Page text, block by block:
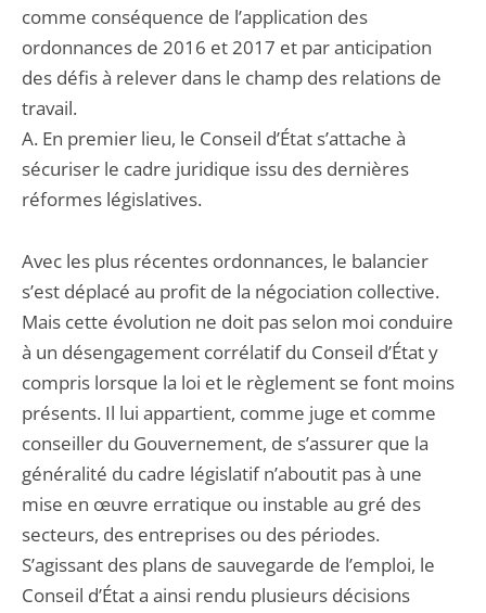
comme conséquence de l’application des
ordonnances de 2016 et 2017 et par anticipation
des défis à relever dans le champ des relations de
travail.
A. En premier lieu, le Conseil d’État s’attache à
sécuriser le cadre juridique issu des dernières
réformes législatives.
Avec les plus récentes ordonnances, le balancier
s’est déplacé au profit de la négociation collective.
Mais cette évolution ne doit pas selon moi conduire
à un désengagement corrélatif du Conseil d’État y
compris lorsque la loi et le règlement se font moins
présents. Il lui appartient, comme juge et comme
conseiller du Gouvernement, de s’assurer que la
généralité du cadre législatif n’aboutit pas à une
mise en œuvre erratique ou instable au gré des
secteurs, des entreprises ou des périodes.
S’agissant des plans de sauvegarde de l’emploi, le
Conseil d’État a ainsi rendu plusieurs décisions